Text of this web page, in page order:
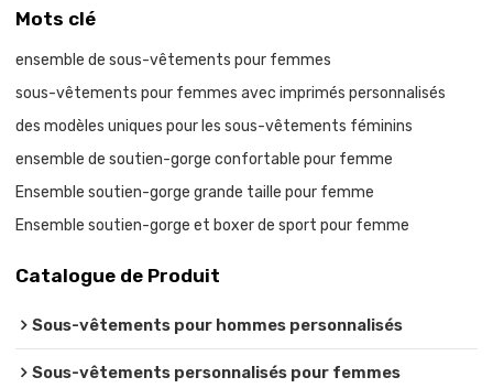
Mots clé
ensemble de sous-vêtements pour femmes
sous-vêtements pour femmes avec imprimés personnalisés
des modèles uniques pour les sous-vêtements féminins
ensemble de soutien-gorge confortable pour femme
Ensemble soutien-gorge grande taille pour femme
Ensemble soutien-gorge et boxer de sport pour femme
Catalogue de Produit
Sous-vêtements pour hommes personnalisés
Sous-vêtements personnalisés pour femmes